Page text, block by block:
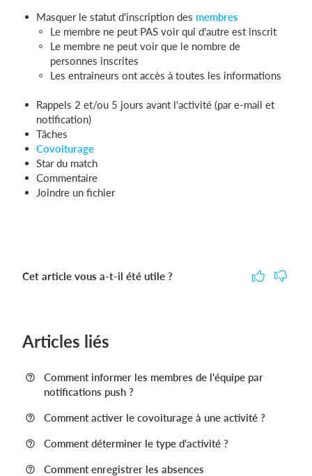
Masquer le statut d'inscription des membres
Le membre ne peut PAS voir qui d'autre est inscrit
Le membre ne peut voir que le nombre de
personnes inscrites
Les entraineurs ont accès à toutes les informations
Rappels 2 et/ou 5 jours avant l'activité (par e-mail et
notification)
Tâches
Covoiturage
Star du match
Commentaire
Joindre un fichier
Cet article vous a-t-il été utile ?
Articles liés
Comment informer les membres de l'équipe par
notifications push ?
Comment activer le covoiturage à une activité ?
Comment déterminer le type d'activité ?
Comment enregistrer les absences